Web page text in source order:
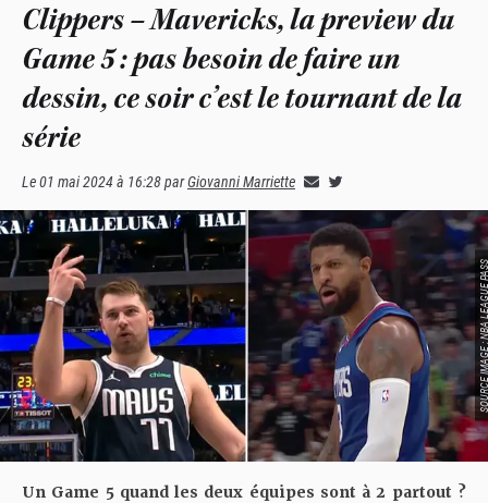
Clippers – Mavericks, la preview du
Game 5 : pas besoin de faire un
dessin, ce soir c’est le tournant de la
série
Le01 mai 2024 à 16:28parGiovanni Marriette
SOURCE
Un Game 5 quand les deux équipes sont à 2 partout ?